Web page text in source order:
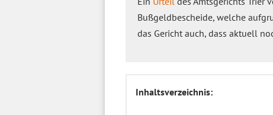
Bußgeldbescheide, welche
das Gericht auch, dass aktuell
Inhaltsverzeichnis: